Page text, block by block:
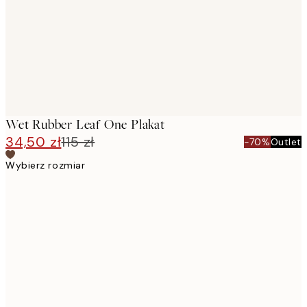
Wet Rubber Leaf One Plakat
34,50 zł115 zł -70%Outlet
Wybierz rozmiar